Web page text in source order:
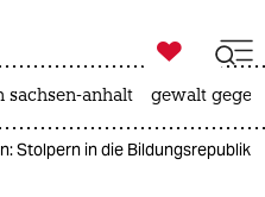
ich

taz zahl ich
sachsen-anhalt gewalt
Stolpern in die Bildungsrepublik